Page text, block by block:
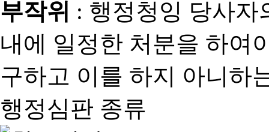
부작위 : 행정청잉 당사자
내에 일정한 처분을 하여
구하고 이를 하지 아니하
행정심판 종류